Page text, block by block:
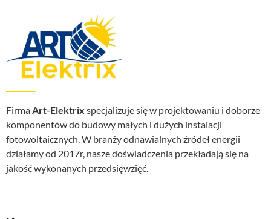
FirmaArt-Elektrix specjalizuje się w projektowaniu i doborze
komponentów do budowy małych i dużych instalacji
fotowoltaicznych. W branży odnawialnych źródeł energii
działamy od 2017r, nasze doświadczenia przekładają się na
jakość wykonanych przedsięwzięć.